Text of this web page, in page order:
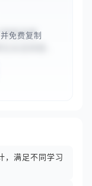
能发展
免费复制
，满足不同学习